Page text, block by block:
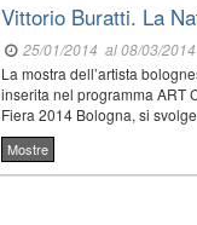
Vittorio Buratti. La
25/01/2014 al 08/03/2014
La mostra dell’artista
inserita nel programma ART
Fiera 2014 Bologna, si
Mostre